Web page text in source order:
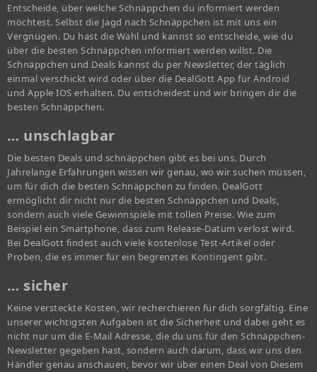
Entscheide, über welche Schnäppchen du informiert werden
möchtest. Selbst die Jagd nach Schnäppchen ist mit uns ein
Vergnügen. Du hast die Wahl und kannst so entscheide, wie du
über die besten Schnäppchen informiert werden willst. Die
Schnäppchen und Deals kannst du per Newsletter, der täglich
einmal verschickt wird oder über die DealGott App für Android
und Apple IOS erhalten. Du entscheidest und wir bringen dir die
besten Schnäppchen.
… unschlagbar
Die besten Deals und schnäppchen gibt es bei uns. Durch
Jahrelange Erfahrungen wissen wir genau, wo wir suchen müssen,
um für dich die besten Schnäppchen zu finden. DealGott
ermöglicht dir nicht nur die besten Schnäppchen und Deals,
sondern auch viele Gewinnspiele mit tollen Preise. Wie zum
Beispiel ein Smartphone, dass zum Release-Datum verlost wird.
Bei DealGott findest auch viele kostenlose Test-Artikel oder
Proben, die es immer für ein begrenztes Kontingent gibt.
… sicher
Keine versteckte Kosten, wir recherchieren für dich sorgfältig. Eine
unserer wichtigsten Aufgaben ist die Sicherheit und dabei geht es
nicht nur um die E-Mail Adresse, die du uns für den Schnäppchen-
Newsletter gegeben hast, sondern auch darum, dass wir uns den
Händler genau anschauen, bevor wir über einen Deal von Diesem